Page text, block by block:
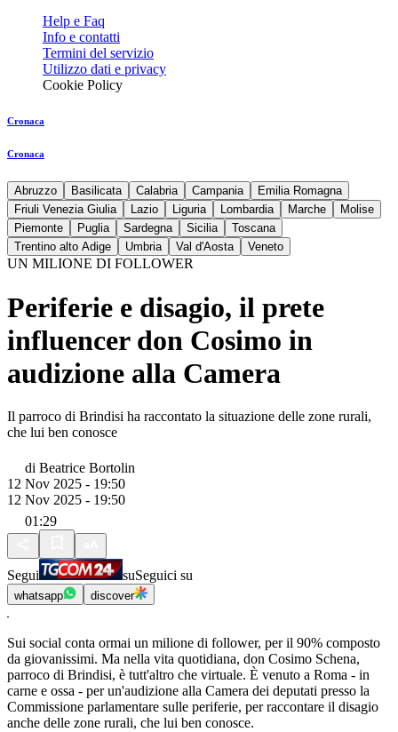
Help e Faq
Info e contatti
Termini del servizio
Utilizzo dati e privacy
Cookie Policy
Cronaca
Cronaca
Abruzzo Basilicata Calabria Campania
Emilia Romagna
Friuli Venezia Giulia
Lazio Liguria Lombardia Marche
Molise
Piemonte
Puglia Sardegna Sicilia
Toscana
Trentino alto Adige
Umbria Val d'Aosta Veneto
UN MILIONE DI FOLLOWER
Periferie e disagio, il prete
influencer don Cosimo in
audizione alla Camera
Il parroco di Brindisi ha raccontato la situazione delle zone rurali,
che lui ben conosce
di Beatrice Bortolin
12 Nov 2025 - 19:50
12 Nov 2025 - 19:50
01:29
Segui suSeguici su
whatsapp discover
Sui social conta ormai un milione di follower, per il 90% composto
da giovanissimi. Ma nella vita quotidiana, don Cosimo Schena,
parroco di Brindisi, è tutt'altro che virtuale. È venuto a Roma - in
carne e ossa - per un'audizione alla Camera dei deputati presso la
Commissione parlamentare sulle periferie, per raccontare il disagio
anche delle zone rurali, che lui ben conosce.